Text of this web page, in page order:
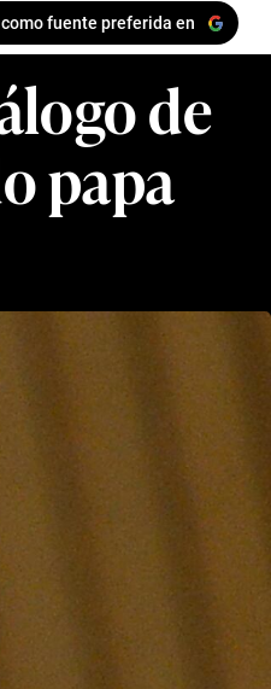
fuente preferida en
de
papa